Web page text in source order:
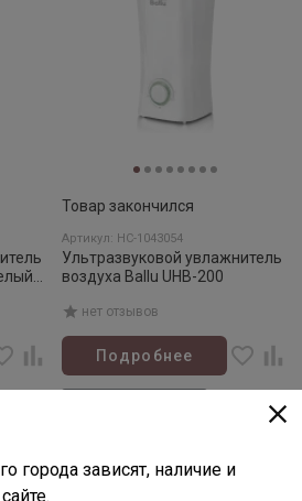
Товар закончился
Артикул: НС-1043054
Ультразвуковой увлажнитель
воздуха Ballu UHB-200
нет отзывов
Подробнее
города зависят, наличие и